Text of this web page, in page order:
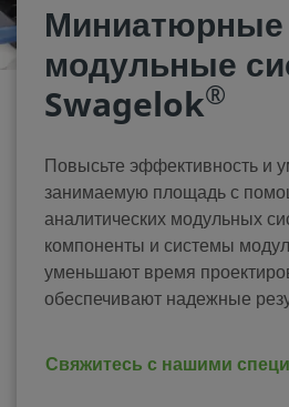
Миниатюрные
модульные
Swagelok®
Повысьте эффективность и
занимаемую площадь с
аналитических модульных
компоненты и системы
уменьшают время
обеспечивают надежные
Свяжитесь с нашими